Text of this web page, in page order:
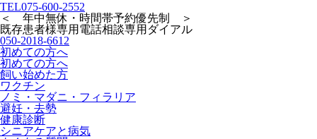
TEL075-600-2552
＜ 年中無休・時間帯予約優先制 ＞
既存患者様専用 電話相談専用ダイアル
050-2018-6612
初めての方へ
初めての方へ
飼い始めた方
ワクチン
ノミ・マダニ・フィラリア
避妊・去勢
健康診断
シニアケアと病気